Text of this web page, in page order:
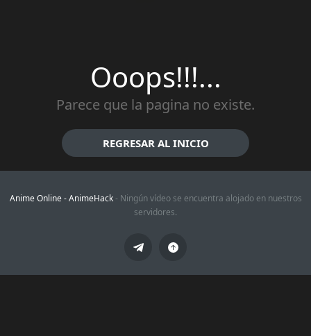
Ooops!!!...
Parece que la pagina no existe.
REGRESAR AL INICIO
Anime Online -AnimeHack- Ningún vídeo se encuentra alojado en nuestros
servidores.